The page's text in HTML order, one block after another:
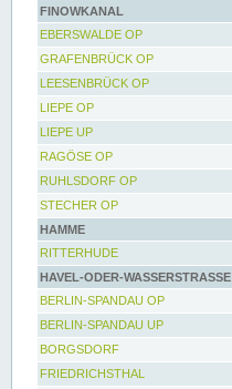
FINOWKANAL
EBERSWALDE OP
GRAFENBRÜCK OP
LEESENBRÜCK OP
LIEPE OP
LIEPE UP
RAGÖSE OP
RUHLSDORF OP
STECHER OP
HAMME
RITTERHUDE
HAVEL-ODER-WASSERSTRASSE
BERLIN-SPANDAU OP
BERLIN-SPANDAU UP
BORGSDORF
FRIEDRICHSTHAL